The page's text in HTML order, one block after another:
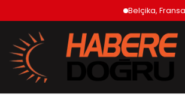
Belçika,